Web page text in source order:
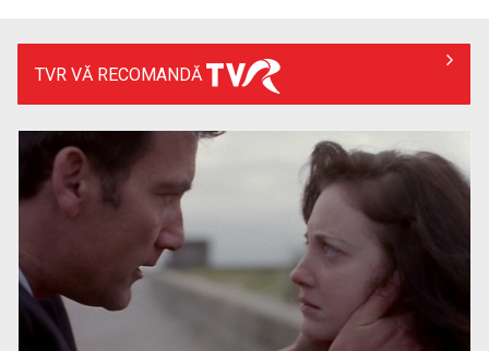
Cum ne-a îmbolnăvit telefonul și cum salvarea era mereu
TVR VĂ RECOMANDĂ